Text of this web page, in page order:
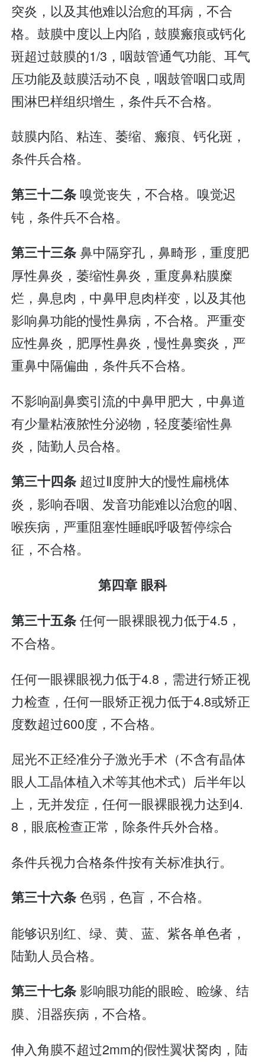
突炎，以及其他难以治愈的耳病，不合
格。鼓膜中度以上内陷，鼓膜瘢痕或钙化
斑超过鼓膜的1/3，咽鼓管通气功能、耳气
压功能及鼓膜活动不良，咽鼓管咽口或周
围淋巴样组织增生，条件兵不合格。
鼓膜内陷、粘连、萎缩、瘢痕、钙化斑，
条件兵合格。
第三十二条 嗅觉丧失，不合格。嗅觉迟
钝，条件兵不合格。
第三十三条鼻中隔穿孔，鼻畸形，重度肥
厚性鼻炎，萎缩性鼻炎，重度鼻粘膜糜
烂，鼻息肉，中鼻甲息肉样变，以及其他
影响鼻功能的慢性鼻病，不合格。严重变
应性鼻炎，肥厚性鼻炎，慢性鼻窦炎，严
重鼻中隔偏曲，条件兵不合格。
不影响副鼻窦引流的中鼻甲肥大，中鼻道
有少量粘液脓性分泌物，轻度萎缩性鼻
炎，陆勤人员合格。
第三十四条 超过Ⅱ度肿大的慢性扁桃体
炎，影响吞咽、发音功能难以治愈的咽、
喉疾病，严重阻塞性睡眠呼吸暂停综合
征，不合格。
第四章 眼科
第三十五条任何一眼裸眼视力低于4.5，
不合格。
任何一眼裸眼视力低于4.8，需进行矫正视
力检查，任何一眼矫正视力低于4.8或矫正
度数超过600度，不合格。
屈光不正经准分子激光手术（不含有晶体
眼人工晶体植入术等其他术式）后半年以
上，无并发症，任何一眼裸眼视力达到4.
8，眼底检查正常，除条件兵外合格。
条件兵视力合格条件按有关标准执行。
第三十六条色弱，色盲，不合格。
能够识别红、绿、黄、蓝、紫各单色者，
陆勤人员合格。
第三十七条影响眼功能的眼睑、睑缘、结
膜、泪器疾病，不合格。
伸入角膜不超过2mm的假性翼状胬肉，陆